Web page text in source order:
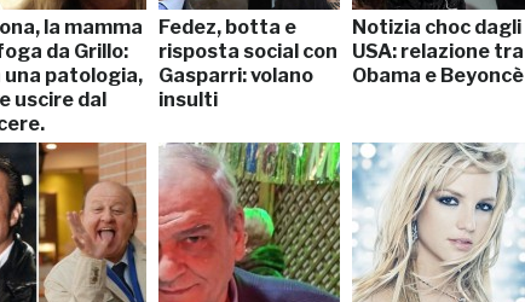
la mamma
da Grillo:
una patologia,
uscire dal
Fedez, botta e
risposta social con
Gasparri: volano
insulti
Notizia choc dagli
USA: relazione tra
Obama e Beyoncè